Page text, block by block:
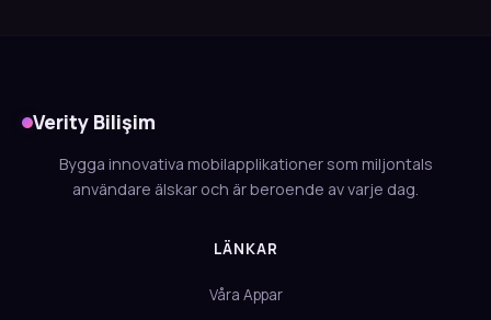
Verity Bilişim
Bygga innovativa mobilapplikationer som miljontals
användare älskar och är beroende av varje dag.
LÄNKAR
Våra Appar